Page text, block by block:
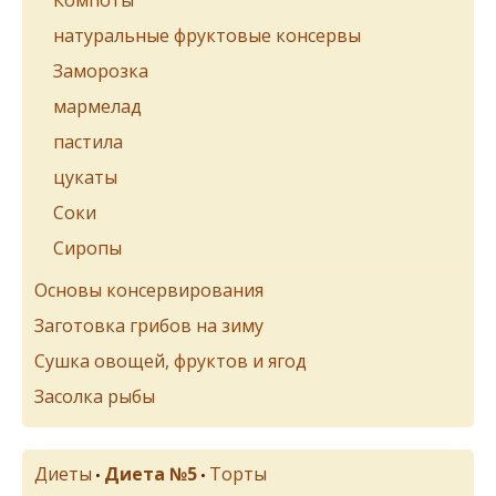
натуральные фруктовые консервы
Заморозка
мармелад
пастила
цукаты
Соки
Сиропы
Основы консервирования
Заготовка грибов на зиму
Сушка овощей, фруктов и ягод
Засолка рыбы
Диеты • Диета №5 • Торты